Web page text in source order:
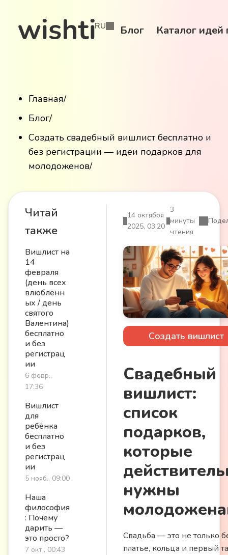
RU Блог Каталог идей
Главная/
Блог/
Создать свадебный вишлист бесплатно и
без регистрации — идеи подарков для
молодоженов/
Читай
также
Вишлист на
14
февраля
(день всех
влюблённ
ых / день
святого
Валентина)
бесплатно
и без
регистрац
ии
6 февр.,
17:36
Вишлист
для
ребёнка
бесплатно
и без
регистрац
ии
5 нояб., 09:00
Наша
философия
: Почему
дарить —
это просто?
7 окт., 00:43
14 октября
2025, 03:20
3
минуты
чтения
Создать вишлист
Свадебный
вишлист:
список
подарков,
которые
нужны
Свадьба — это не только
платье, кольца и первый